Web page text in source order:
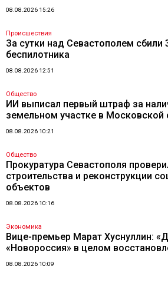
08.08.2026 15:26
Происшествия
За сутки над Севастополем сбили
беспилотника
08.08.2026 12:51
Общество
ИИ выписал первый штраф за
земельном участке в Московской
08.08.2026 10:21
Общество
Прокуратура Севастополя
строительства и реконструкции
объектов
08.08.2026 10:16
Экономика
Вице-премьер Марат Хуснуллин:
«Новороссия» в целом
08.08.2026 10:09